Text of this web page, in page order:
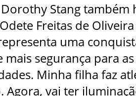
Stang também
Freitas de
uma
segurança para
Minha filha faz
Agora, vai ter